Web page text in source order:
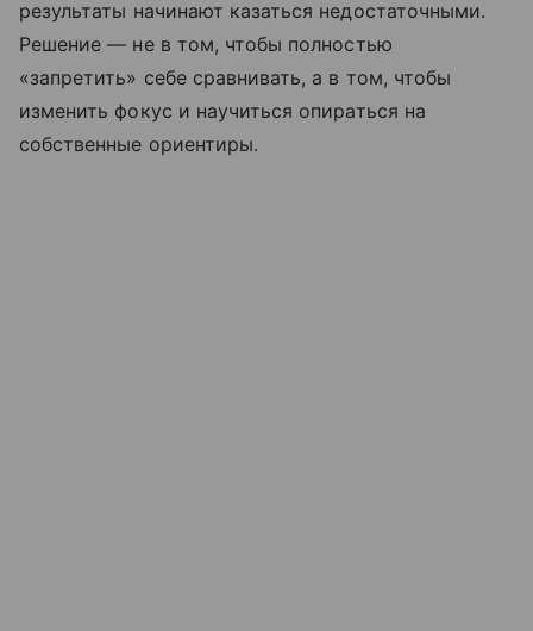
результаты начинают казаться недостаточными.
Решение — не в том, чтобы полностью
«запретить» себе сравнивать, а в том, чтобы
изменить фокус и научиться опираться на
собственные ориентиры.